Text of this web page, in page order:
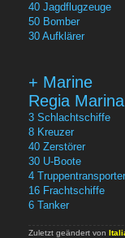
40 Jagdflugzeuge
50 Bomber
30 Aufklärer
+ Marine
Regia
3 Schlachtschiffe
8 Kreuzer
40 Zerstörer
30 U-Boote
4 Truppentransporter
16 Frachtschiffe
6 Tanker
Zuletzt geändert von